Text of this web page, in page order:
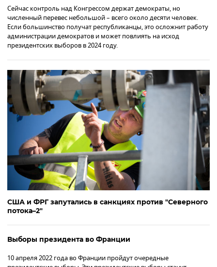
Сейчас контроль над Конгрессом держат демократы, но
численный перевес небольшой – всего около десяти человек.
Если большинство получат республиканцы, это осложнит работу
администрации демократов и может повлиять на исход
президентских выборов в 2024 году.
США и ФРГ запутались в санкциях против "Северного
потока–2"
Выборы президента во Франции
10 апреля 2022 года во Франции пройдут очередные